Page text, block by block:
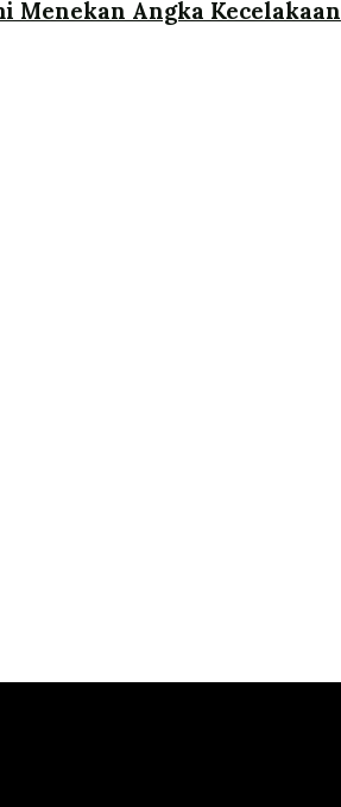
Menekan Angka Kecelakaan